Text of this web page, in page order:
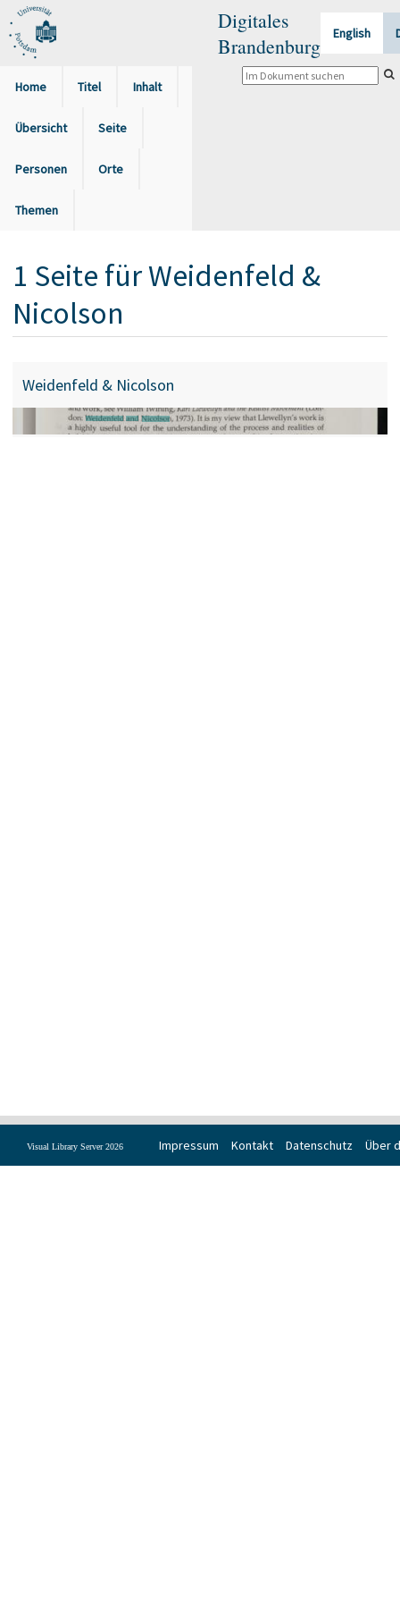
Digitales
Brandenburg
English
Home Titel Inhalt
Übersicht Seite
Personen Orte
Themen
1 Seite fürWeidenfeld &
Nicolson
Weidenfeld & Nicolson
Impressum Kontakt Datenschutz Über
Visual Library Server 2026